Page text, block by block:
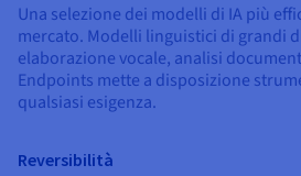
Una selezione dei modelli di IA più
mercato. Modelli linguistici di grandi
elaborazione vocale, analisi
Endpoints mette a disposizione
qualsiasi esigenza.
Reversibilità